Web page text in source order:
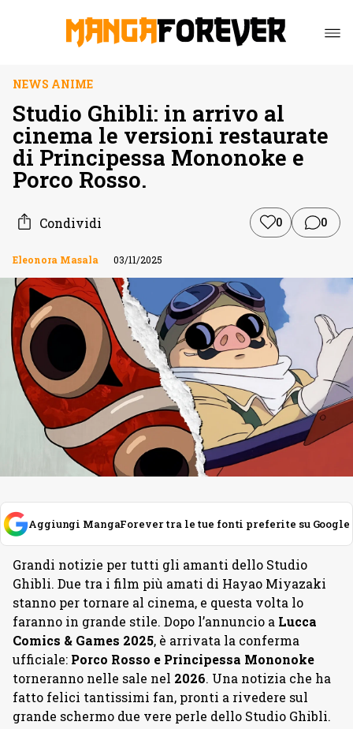
NEWS ANIME
Studio Ghibli: in arrivo al
cinema le versioni restaurate
di Principessa Mononoke e
Porco Rosso.
Condividi 0 0
Eleonora Masala 03/11/2025
Aggiungi MangaForever tra le tue fonti preferite su Google
Grandi notizie per tutti gli amanti dello Studio
Ghibli. Due tra i film più amati di Hayao Miyazaki
stanno per tornare al cinema, e questa volta lo
faranno in grande stile. Dopo l’annuncio a Lucca
Comics & Games 2025, è arrivata la conferma
ufficiale: Porco Rosso e Principessa Mononoke
torneranno nelle sale nel 2026. Una notizia che ha
fatto felici tantissimi fan, pronti a rivedere sul
grande schermo due vere perle dello Studio Ghibli.